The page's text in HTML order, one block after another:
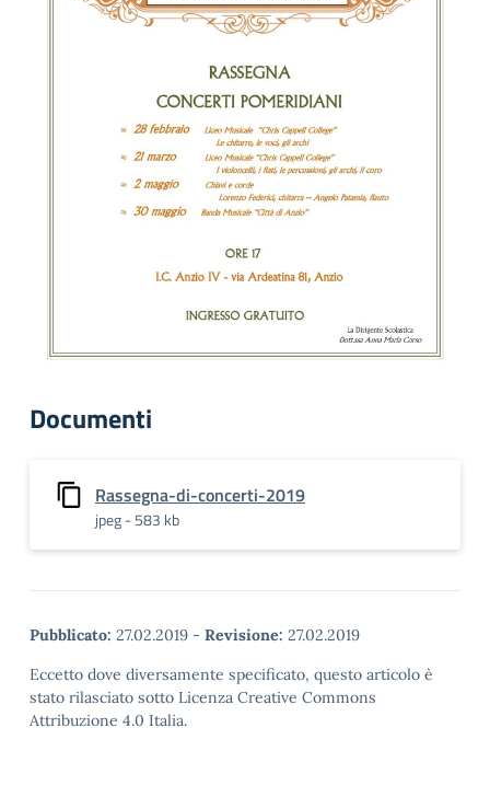
Documenti
Rassegna-di-concerti-2019
jpeg - 583 kb
Pubblicato: 27.02.2019 - Revisione: 27.02.2019
Eccetto dove diversamente specificato, questo articolo è
stato rilasciato sotto Licenza Creative Commons
Attribuzione 4.0 Italia.